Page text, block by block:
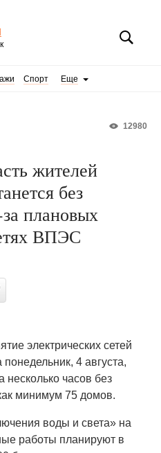
Спорт Еще
12980
жителей
без
за плановых
ВПЭС
электрических сетей
4 августа,
несколько часов без
минимум 75 домов.
воды и света» на
работы планируют в